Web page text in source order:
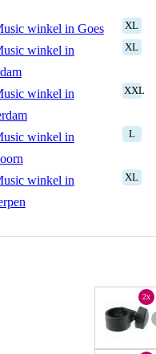
winkel in Goes XL
winkel in
XL
winkel in
XXL
winkel in
L
winkel in
XL
2x